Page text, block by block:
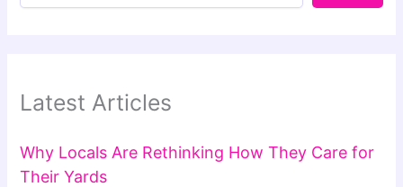
Latest Articles
Why Locals Are Rethinking How They Care for
Their Yards